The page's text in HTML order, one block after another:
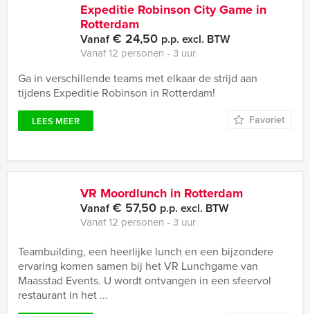
Expeditie Robinson City Game in
Rotterdam
Vanaf€ 24,50 p.p. excl. BTW
Vanaf 12 personen ‐ 3 uur
Ga in verschillende teams met elkaar de strijd aan
tijdens Expeditie Robinson in Rotterdam!
LEES MEER Favoriet
VR Moordlunch in Rotterdam
Vanaf€ 57,50 p.p. excl. BTW
Vanaf 12 personen ‐ 3 uur
Teambuilding, een heerlijke lunch en een bijzondere
ervaring komen samen bij het VR Lunchgame van
Maasstad Events. U wordt ontvangen in een sfeervol
restaurant in het ...